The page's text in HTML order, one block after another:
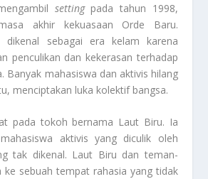
settingpada tahun 1998,
akhir kekuasaan Orde Baru.
dikenal sebagai era kelam karena
penculikan dan kekerasan terhadap
Banyak mahasiswa dan aktivis hilang
menciptakan luka kolektif bangsa.
pada tokoh bernama Laut Biru. Ia
aktivis yang diculik oleh
tak dikenal. Laut Biru dan teman-
ke sebuah tempat rahasia yang tidak